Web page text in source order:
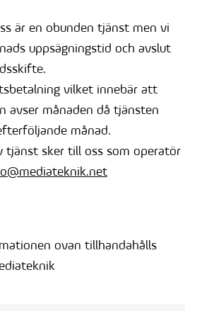
är en obunden tjänst men vi
uppsägningstid och avslut
vilket innebär att
avser månaden då tjänsten
månad.
tjänst sker till oss som operatör
ovan tillhandahålls